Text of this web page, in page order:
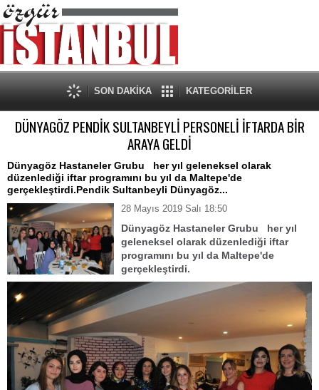
SON DAKİKA KATEGORİLER
DÜNYAGÖZ PENDİK SULTANBEYLİ PERSONELİ İFTARDA BİR
ARAYA GELDİ
Dünyagöz Hastaneler Grubu her yıl geleneksel olarak
düzenlediği iftar programını bu yıl da Maltepe'de
gerçekleştirdi.Pendik Sultanbeyli Dünyagöz...
28 Mayıs 2019 Salı 18:50
Dünyagöz Hastaneler Grubu her yıl
geleneksel olarak düzenlediği iftar
programını bu yıl da Maltepe'de
gerçekleştirdi.